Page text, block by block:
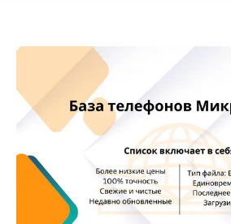
Количество
телефонов
Микронезии
на
миллионов